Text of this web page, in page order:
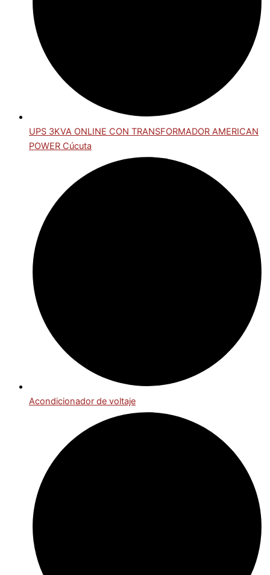
UPS 3KVA ONLINE CON TRANSFORMADOR AMERICAN
POWER Cúcuta
Acondicionador de voltaje